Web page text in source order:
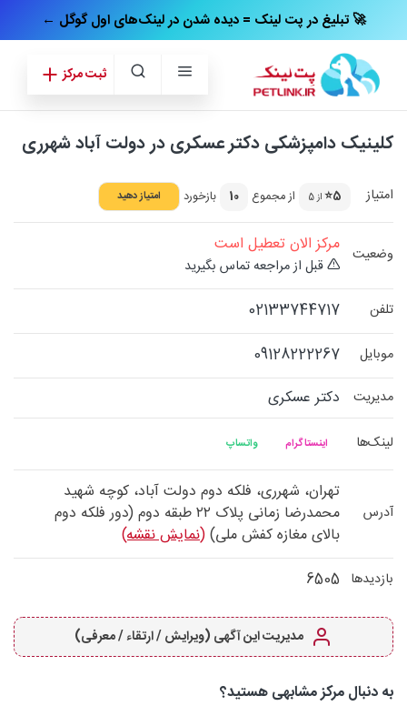
← تبلیغ در پت‌ لینک = دیده شدن در لینک‌های اول گوگل 🚀
ثبت مرکز
کلینیک دامپزشکی دکتر عسکری در دولت آباد شهرری
امتیاز 5⭐ از 5 از مجموع 10 بازخورد امتیاز دهید
وضعیت مرکز الان تعطیل است
قبل از مراجعه تماس بگیرید
تلفن
02133744717
موبایل 09128222267
مدیریت دکتر عسکری
لینک‌ها واتساپ اینستاگرام
آدرس
تهران، شهرری، فلکه دوم دولت آباد، کوچه شهید
محمدرضا زمانی پلاک ۲۲ طبقه دوم (دور فلکه دوم
بالای مغازه کفش ملی)(نمایش نقشه)
بازدیدها 6505
مدیریت این آگهی (ویرایش / ارتقاء / معرفی)
به دنبال مرکز مشابهی هستید؟